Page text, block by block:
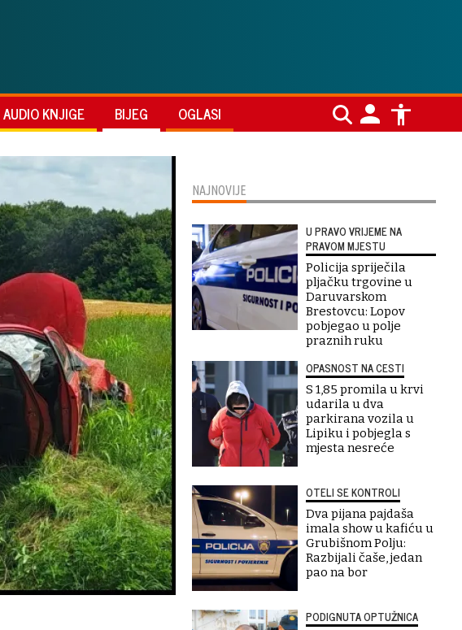
AUDIO KNJIGE BIJEG OGLASI
NAJNOVIJE
U PRAVO VRIJEME NA
PRAVOM MJESTU
Policija spriječila
pljačku trgovine u
Daruvarskom
Brestovcu: Lopov
pobjegao u polje
praznih ruku
OPASNOST NA CESTI
S 1,85 promila u krvi
udarila u dva
parkirana vozila u
Lipiku i pobjegla s
mjesta nesreće
OTELI SE KONTROLI
Dva pijana pajdaša
imala show u kafiću u
Grubišnom Polju:
Razbijali čaše, jedan
pao na bor
PODIGNUTA OPTUŽNICA